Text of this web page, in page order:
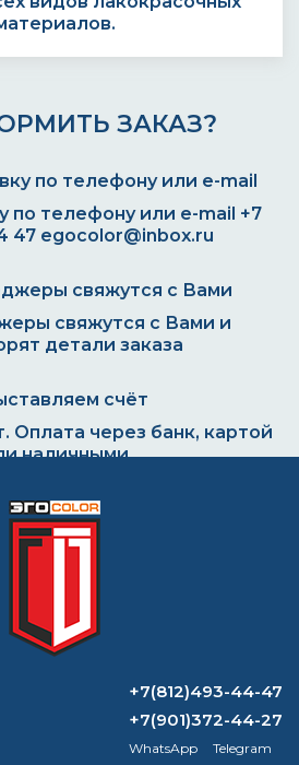
ЗАКАЗ?
по телефону или e-mail +7
47 egocolor@inbox.ru
свяжутся с Вами и
детали заказа
Оплата через банк, картой
наличными
отправляем транспортной
ОТВЕТ
краски:
+7(812)493-44-47
+7(901)372-44-27
WhatsApp Telegram